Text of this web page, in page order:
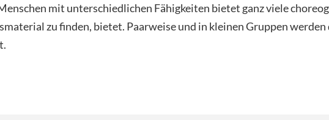
mit unterschiedlichen Fähigkeiten bietet ganz viele
zu finden, bietet. Paarweise und in kleinen Gruppen